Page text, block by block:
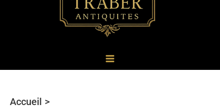
Accueil